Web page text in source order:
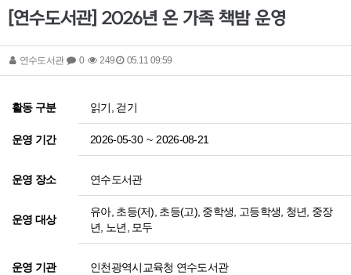
[연수도서관] 2026년 온 가족 책밤 운영
연수도서관 0 249 05.11 09:59
활동 구분 읽기, 걷기
운영 기간 2026-05-30 ~ 2026-08-21
운영 장소 연수도서관
운영 대상
유아, 초등(저), 초등(고), 중학생, 고등학생, 청년, 중장
년, 노년, 모두
운영 기관 인천광역시교육청 연수도서관